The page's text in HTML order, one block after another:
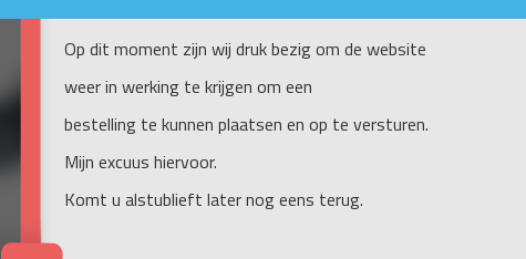
Op dit moment zijn wij druk bezig om de website
weer in werking te krijgen om een
bestelling te kunnen plaatsen en op te versturen.
Mijn excuus hiervoor.
Komt u alstublieft later nog eens terug.